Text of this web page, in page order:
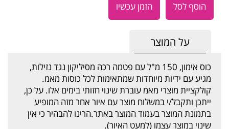
הוסף לסל הזמן עכשיו
על המוצר
כוס אימון, 150 מ"ל עם פטמה רכה מסיליקון נגד נזילות,
מגיע עם ידיות מיוחדות שמתאימות לכל כוסות מאמ.
קולקציית מוצרי מאמ עוברת שינוי חזותי בימים אלו. על כן,
ייתכן ותקבל/י במשלוח מוצר עם איור אחר מזה המופיע
בתמונת המוצר בעמוד המוצר באתר.הרינו להבהיר כי אין
שינוי במוצר עצמו (למעט האיור).